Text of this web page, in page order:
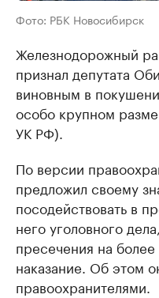
Фото: РБК Новосибирск
Железнодорожный
признал депутата
виновным в
особо крупном
УК РФ).
По версии
предложил своему
посодействовать в
него уголовного
пресечения на
наказание. Об этом
правоохранителями.